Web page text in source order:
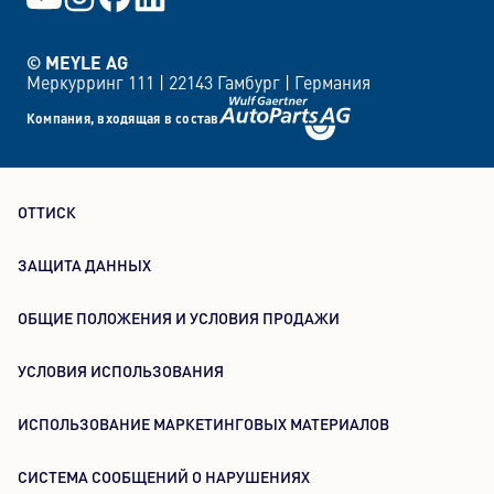
© MEYLE AG
Меркурринг 111 | 22143 Гамбург | Германия
Компания, входящая в состав
ОТТИСК
ЗАЩИТА ДАННЫХ
ОБЩИЕ ПОЛОЖЕНИЯ И УСЛОВИЯ ПРОДАЖИ
УСЛОВИЯ ИСПОЛЬЗОВАНИЯ
ИСПОЛЬЗОВАНИЕ МАРКЕТИНГОВЫХ МАТЕРИАЛОВ
СИСТЕМА СООБЩЕНИЙ О НАРУШЕНИЯХ